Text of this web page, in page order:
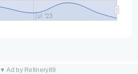
jul "23
▼ Ad by Refinery89